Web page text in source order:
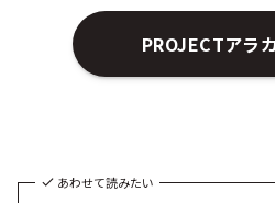
PROJECTアラ
あわせて読みたい